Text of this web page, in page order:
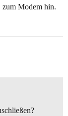
zum Modem hin.